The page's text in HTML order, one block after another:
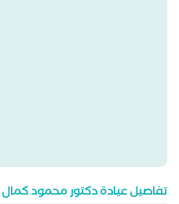
تفاصيل عيادة دكتور محمود كمال